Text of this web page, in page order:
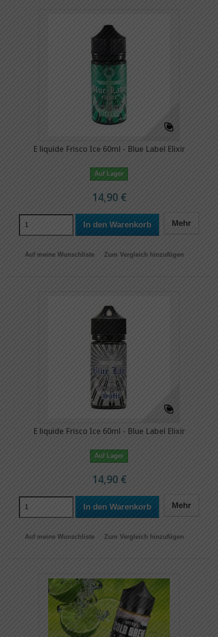
E liquide Frisco Ice 60ml - Blue Label Elixir
Auf Lager
14,90 €
In den Warenkorb Mehr
Auf meine Wunschliste Zum Vergleich hinzufügen
E liquide Frisco Ice 60ml - Blue Label Elixir
Auf Lager
14,90 €
In den Warenkorb Mehr
Auf meine Wunschliste Zum Vergleich hinzufügen